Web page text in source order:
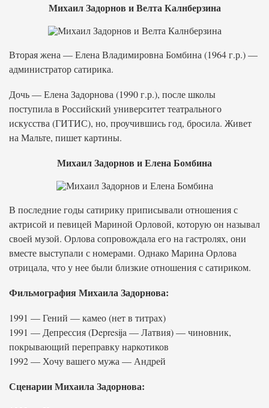
Михаил Задорнов и Велта Калнберзина
Вторая жена — Елена Владимировна Бомбина (1964 г.р.) —
администратор сатирика.
Дочь — Елена Задорнова (1990 г.р.), после школы
поступила в Российский университет театрального
искусства (ГИТИС), но, проучившись год, бросила. Живет
на Мальте, пишет картины.
Михаил Задорнов и Елена Бомбина
В последние годы сатирику приписывали отношения с
актрисой и певицей Мариной Орловой, которую он называл
своей музой. Орлова сопровождала его на гастролях, они
вместе выступали с номерами. Однако Марина Орлова
отрицала, что у нее были близкие отношения с сатириком.
Фильмография Михаила Задорнова:
1991 — Гений — камео (нет в титрах)
1991 — Депрессия (Depresija — Латвия) — чиновник,
покрывающий переправку наркотиков
1992 — Хочу вашего мужа — Андрей
Сценарии Михаила Задорнова: